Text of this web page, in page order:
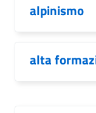
alpinismo
alta